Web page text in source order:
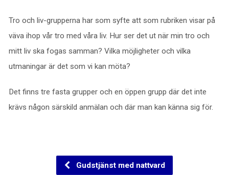
Tro och liv-grupperna har som syfte att som rubriken visar på
väva ihop vår tro med våra liv. Hur ser det ut när min tro och
mitt liv ska fogas samman? Vilka möjligheter och vilka
utmaningar är det som vi kan möta?
Det finns tre fasta grupper och en öppen grupp där det inte
krävs någon särskild anmälan och där man kan känna sig för.
Gudstjänst med nattvard